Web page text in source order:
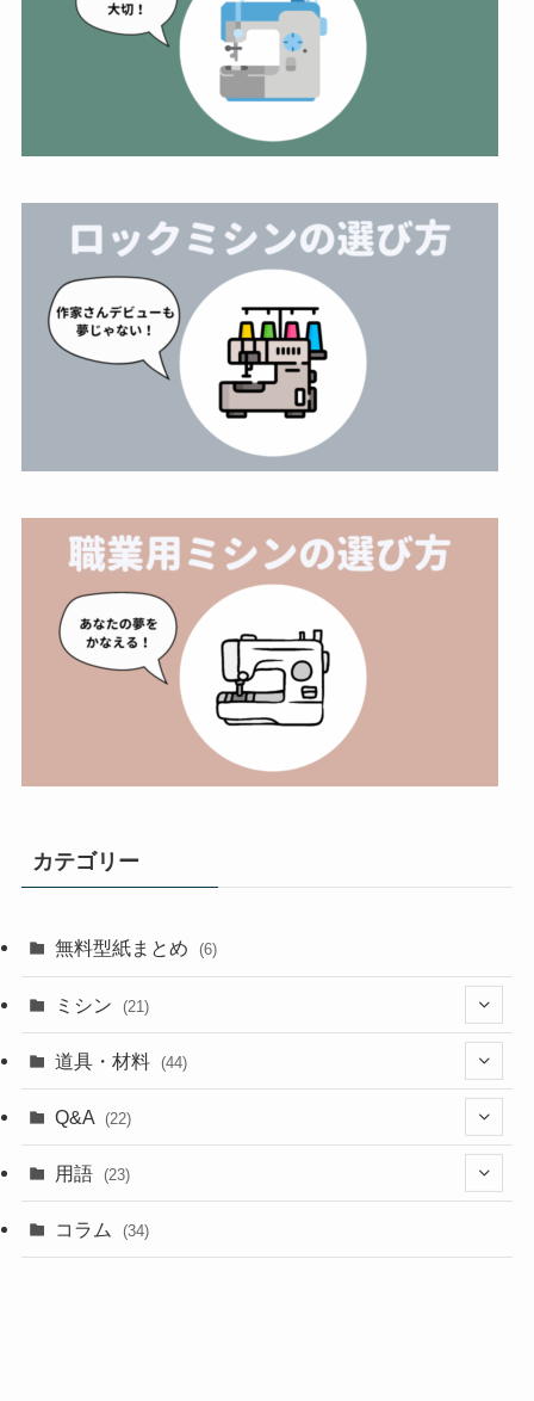
カテゴリー
無料型紙まとめ (6)
ミシン (21)
(11)
道具・材料 (44)
(18)
(4)
Q&A (22)
(5)
用語 (23)
(1)
コラム (34)